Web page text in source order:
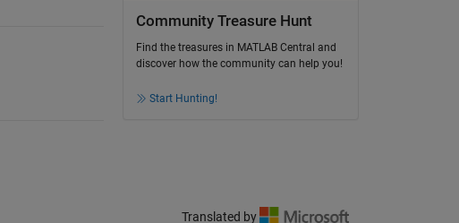
Community Treasure Hunt
Find the treasures in MATLAB Central and
discover how the community can help you!
Start Hunting!
Translated by